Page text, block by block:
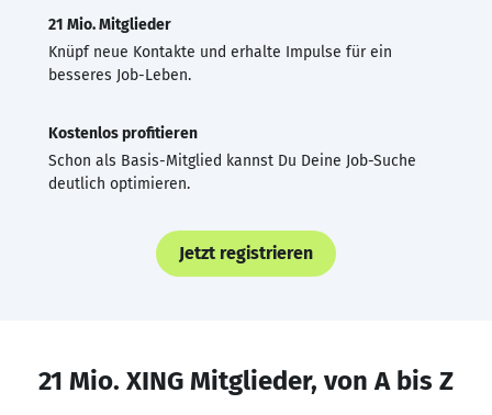
21 Mio. Mitglieder
Knüpf neue Kontakte und erhalte Impulse für ein
besseres Job-Leben.
Kostenlos profitieren
Schon als Basis-Mitglied kannst Du Deine Job-Suche
deutlich optimieren.
Jetzt registrieren
21 Mio. XING Mitglieder, von A bis Z